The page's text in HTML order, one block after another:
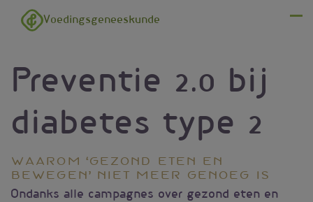
Overslaan en naar de inhoud gaan
Voedingsgeneeskunde
Preventie 2.0 bij
diabetes type 2
Waarom ‘gezond eten en
bewegen’ niet meer genoeg is
Ondanks alle campagnes over gezond eten en